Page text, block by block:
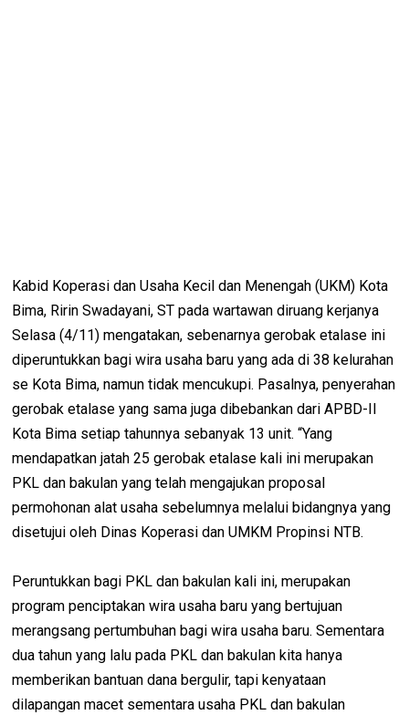
Kabid Koperasi dan Usaha Kecil dan Menengah (UKM) Kota
Bima, Ririn Swadayani, ST pada wartawan diruang kerjanya
Selasa (4/11) mengatakan, sebenarnya gerobak etalase ini
diperuntukkan bagi wira usaha baru yang ada di 38 kelurahan
se Kota Bima, namun tidak mencukupi. Pasalnya, penyerahan
gerobak etalase yang sama juga dibebankan dari APBD-II
Kota Bima setiap tahunnya sebanyak 13 unit. “Yang
mendapatkan jatah 25 gerobak etalase kali ini merupakan
PKL dan bakulan yang telah mengajukan proposal
permohonan alat usaha sebelumnya melalui bidangnya yang
disetujui oleh Dinas Koperasi dan UMKM Propinsi NTB.
Peruntukkan bagi PKL dan bakulan kali ini, merupakan
program penciptakan wira usaha baru yang bertujuan
merangsang pertumbuhan bagi wira usaha baru. Sementara
dua tahun yang lalu pada PKL dan bakulan kita hanya
memberikan bantuan dana bergulir, tapi kenyataan
dilapangan macet sementara usaha PKL dan bakulan